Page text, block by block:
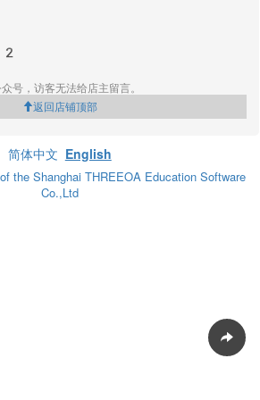
号，访客无法给店主留言。
返回店铺顶部
简体中文 English
the Shanghai THREEOA Education Software
Co.,Ltd